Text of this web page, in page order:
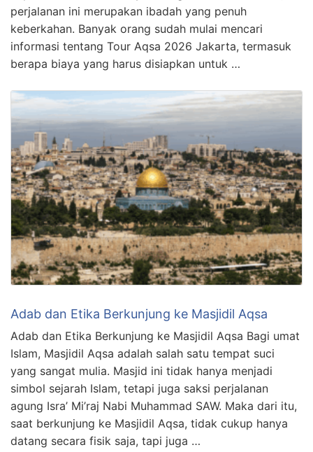
perjalanan ini merupakan ibadah yang penuh
keberkahan. Banyak orang sudah mulai mencari
informasi tentang Tour Aqsa 2026 Jakarta, termasuk
berapa biaya yang harus disiapkan untuk …
Adab dan Etika Berkunjung ke Masjidil Aqsa
Adab dan Etika Berkunjung ke Masjidil Aqsa Bagi umat
Islam, Masjidil Aqsa adalah salah satu tempat suci
yang sangat mulia. Masjid ini tidak hanya menjadi
simbol sejarah Islam, tetapi juga saksi perjalanan
agung Isra’ Mi’raj Nabi Muhammad SAW. Maka dari itu,
saat berkunjung ke Masjidil Aqsa, tidak cukup hanya
datang secara fisik saja, tapi juga …